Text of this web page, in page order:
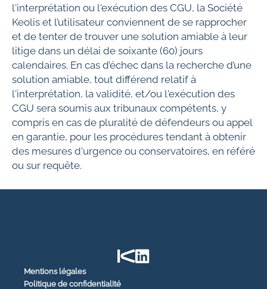
l'interprétation ou l'exécution des CGU, la Société
Keolis et l’utilisateur conviennent de se rapprocher
et de tenter de trouver une solution amiable à leur
litige dans un délai de soixante (60) jours
calendaires. En cas d’échec dans la recherche d’une
solution amiable, tout différend relatif à
l'interprétation, la validité, et/ou l'exécution des
CGU sera soumis aux tribunaux compétents, y
compris en cas de pluralité de défendeurs ou appel
en garantie, pour les procédures tendant à obtenir
des mesures d'urgence ou conservatoires, en référé
ou sur requête.
Mentions légales
Politique de confidentialité